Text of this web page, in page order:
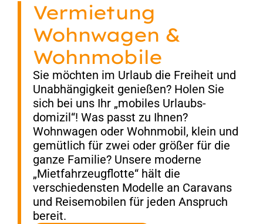
Vermietung
Wohnwagen &
Wohnmobile
Sie möchten im Urlaub die Freiheit und
Unabhängigkeit genießen? Holen Sie
sich bei uns Ihr „mobiles Urlaubs­
domizil“! Was passt zu Ihnen?
Wohnwagen oder Wohnmobil, klein und
gemütlich für zwei oder größer für die
ganze Familie? Unsere moderne
„Mietfahrzeug­flotte“ hält die
verschiedensten Modelle an Caravans
und Reisemobilen für jeden Anspruch
bereit.